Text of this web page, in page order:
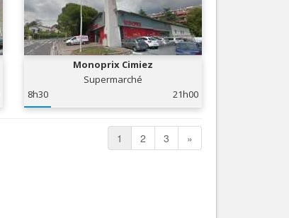
Monoprix Cimiez
Supermarché
8h30
21h00
1 2 3 »